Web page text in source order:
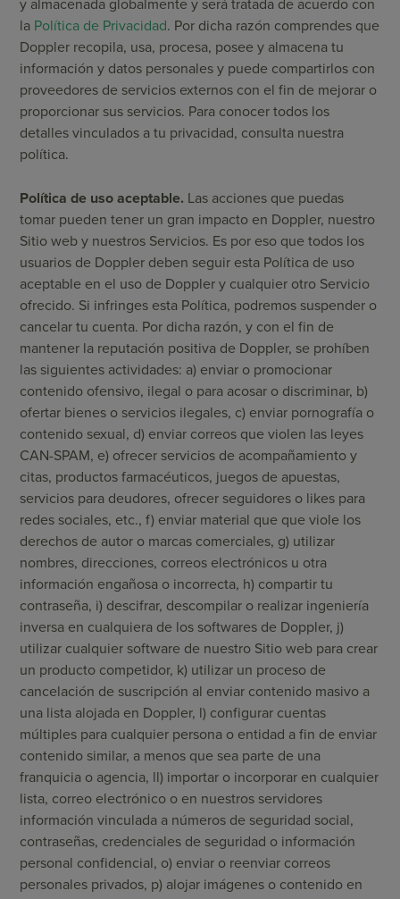
y almacenada globalmente y será tratada de acuerdo con
la Política de Privacidad. Por dicha razón comprendes que
Doppler recopila, usa, procesa, posee y almacena tu
información y datos personales y puede compartirlos con
proveedores de servicios externos con el fin de mejorar o
proporcionar sus servicios. Para conocer todos los
detalles vinculados a tu privacidad, consulta nuestra
política.
Política de uso aceptable. Las acciones que puedas
tomar pueden tener un gran impacto en Doppler, nuestro
Sitio web y nuestros Servicios. Es por eso que todos los
usuarios de Doppler deben seguir esta Política de uso
aceptable en el uso de Doppler y cualquier otro Servicio
ofrecido. Si infringes esta Política, podremos suspender o
cancelar tu cuenta. Por dicha razón, y con el fin de
mantener la reputación positiva de Doppler, se prohíben
las siguientes actividades: a) enviar o promocionar
contenido ofensivo, ilegal o para acosar o discriminar, b)
ofertar bienes o servicios ilegales, c) enviar pornografía o
contenido sexual, d) enviar correos que violen las leyes
CAN-SPAM, e) ofrecer servicios de acompañamiento y
citas, productos farmacéuticos, juegos de apuestas,
servicios para deudores, ofrecer seguidores o likes para
redes sociales, etc., f) enviar material que que viole los
derechos de autor o marcas comerciales, g) utilizar
nombres, direcciones, correos electrónicos u otra
información engañosa o incorrecta, h) compartir tu
contraseña, i) descifrar, descompilar o realizar ingeniería
inversa en cualquiera de los softwares de Doppler, j)
utilizar cualquier software de nuestro Sitio web para crear
un producto competidor, k) utilizar un proceso de
cancelación de suscripción al enviar contenido masivo a
una lista alojada en Doppler, l) configurar cuentas
múltiples para cualquier persona o entidad a fin de enviar
contenido similar, a menos que sea parte de una
franquicia o agencia, ll) importar o incorporar en cualquier
lista, correo electrónico o en nuestros servidores
información vinculada a números de seguridad social,
contraseñas, credenciales de seguridad o información
personal confidencial, o) enviar o reenviar correos
personales privados, p) alojar imágenes o contenido en